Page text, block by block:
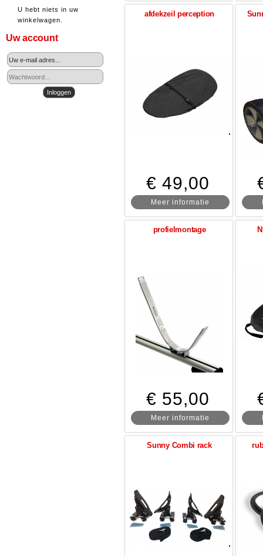
U hebt niets in uw
winkelwagen.
Uw account
afdekzeil perception
€ 49,00
Meer informatie
profielmontage
€ 55,00
Meer informatie
Sunny Combi rack